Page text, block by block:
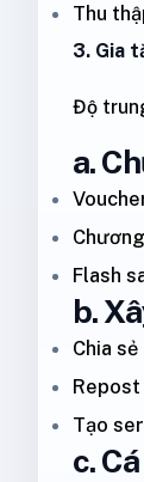
Thu
3. Gia
Độ
a.
Flash
b.
Chia
Repost
Tạo
c.